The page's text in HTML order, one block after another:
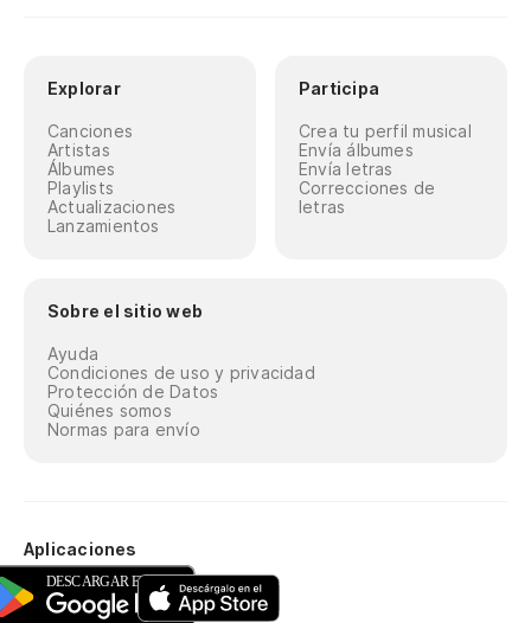
Explorar
Canciones
Artistas
Álbumes
Playlists
Actualizaciones
Lanzamientos
Participa
Crea tu perfil musical
Envía álbumes
Envía letras
Correcciones de
letras
Sobre el sitio web
Ayuda
Condiciones de uso y privacidad
Protección de Datos
Quiénes somos
Normas para envío
Aplicaciones